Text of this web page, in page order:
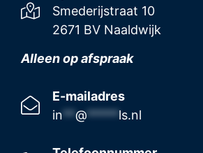
Smederijstraat 10
2671 BV Naaldwijk
Alleen op afspraak
E-mailadres
in**@*****ls.nl